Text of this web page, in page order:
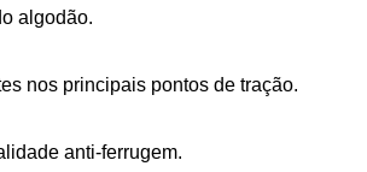
algodão.
nos principais pontos de tração.
anti-ferrugem.